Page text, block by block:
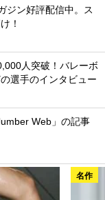
ジン好評配信中。ス
！
人突破！バレーボ
選手のインタビュー
Web」の記事
名作